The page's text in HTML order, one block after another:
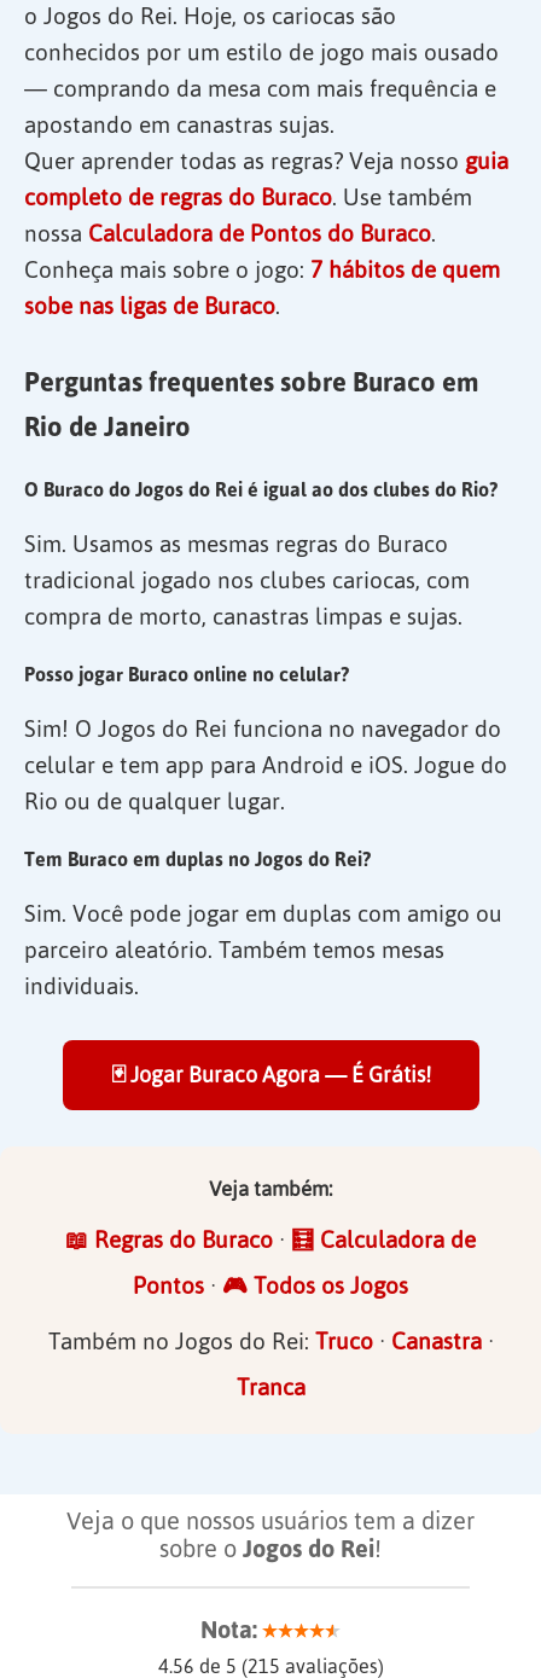
o Jogos do Rei. Hoje, os cariocas são
conhecidos por um estilo de jogo mais ousado
— comprando da mesa com mais frequência e
apostando em canastras sujas.
Quer aprender todas as regras? Veja nosso guia
completo de regras do Buraco. Use também
nossa Calculadora de Pontos do Buraco.
Conheça mais sobre o jogo: 7 hábitos de quem
sobe nas ligas de Buraco.
Perguntas frequentes sobre Buraco em
Rio de Janeiro
O Buraco do Jogos do Rei é igual ao dos clubes do Rio?
Sim. Usamos as mesmas regras do Buraco
tradicional jogado nos clubes cariocas, com
compra de morto, canastras limpas e sujas.
Posso jogar Buraco online no celular?
Sim! O Jogos do Rei funciona no navegador do
celular e tem app para Android e iOS. Jogue do
Rio ou de qualquer lugar.
Tem Buraco em duplas no Jogos do Rei?
Sim. Você pode jogar em duplas com amigo ou
parceiro aleatório. Também temos mesas
individuais.
🃏 Jogar Buraco Agora — É Grátis!
Veja também:
📖 Regras do Buraco · 🧮 Calculadora de
Pontos · 🎮 Todos os Jogos
Também no Jogos do Rei: Truco· Canastra·
Tranca
Veja o que nossos usuários tem a dizer
sobre o Jogos do Rei!
Nota:
4.56 de 5 (215 avaliações)